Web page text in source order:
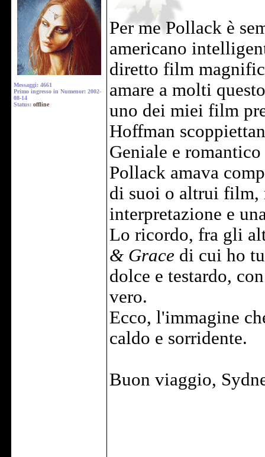
Messaggi: 4661
Primo ingresso in Numenor: 2002-
08-14
Status: offline
Per me Pollack è
americano
diretto film
amare a molti
uno dei miei film
Hoffman
Geniale e
Pollack amava
di suoi o altrui film,
interpretazione e
Lo ricordo, fra gli
& Grace di cui ho
dolce e testardo,
vero.
Ecco, l'immagine
caldo e sorridente.
Buon viaggio,